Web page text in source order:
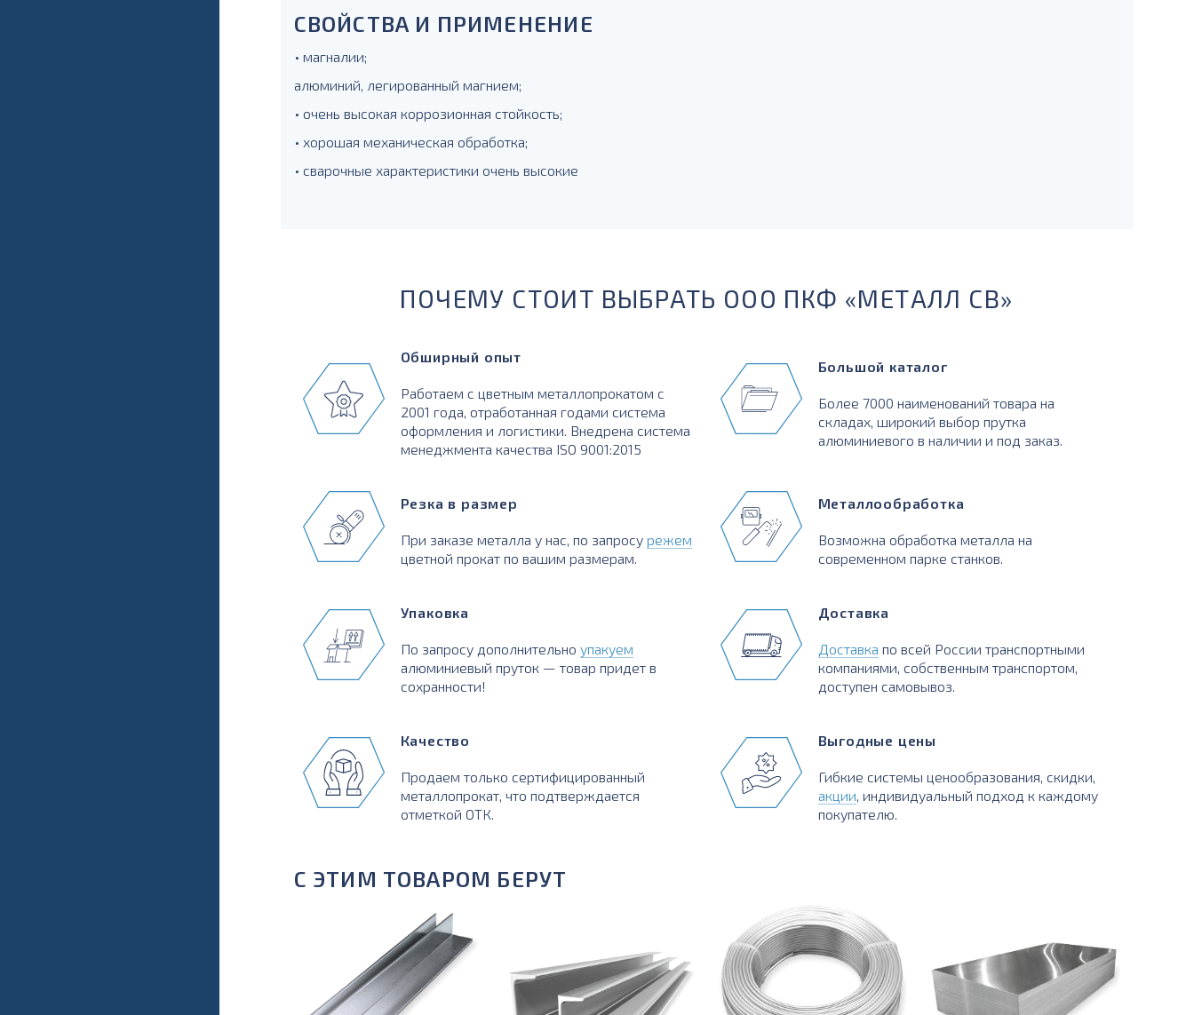
СВОЙСТВА И ПРИМЕНЕНИЕ
• магналии;
алюминий, легированный магнием;
• очень высокая коррозионная стойкость;
• хорошая механическая обработка;
• сварочные характеристики очень высокие
ПОЧЕМУ СТОИТ ВЫБРАТЬ ООО ПКФ «МЕТАЛЛ СВ»
Обширный опыт
Работаем с цветным металлопрокатом с
2001 года, отработанная годами система
оформления и логистики. Внедрена система
менеджмента качества ISO 9001:2015
Резка в размер
При заказе металла у нас, по запросу режем
цветной прокат по вашим размерам.
Упаковка
По запросу дополнительно упакуем
алюминиевый пруток — товар придет в
сохранности!
Качество
Продаем только сертифицированный
металлопрокат, что подтверждается
отметкой ОТК.
Большой каталог
Более 7000 наименований товара на
складах, широкий выбор прутка
алюминиевого в наличии и под заказ.
Металлообработка
Возможна обработка металла на
современном парке станков.
Доставка
Доставка по всей России транспортными
компаниями, собственным транспортом,
доступен самовывоз.
Выгодные цены
Гибкие системы ценообразования, скидки,
акции, индивидуальный подход к каждому
покупателю.
С ЭТИМ ТОВАРОМ БЕРУТ